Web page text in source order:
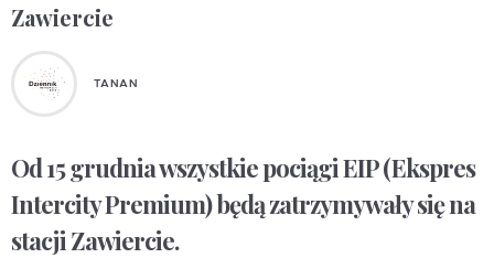
Zawiercie
TANAN
Od 15 grudnia wszystkie pociągi EIP (Ekspres
Intercity Premium) będą zatrzymywały się na
stacji Zawiercie.